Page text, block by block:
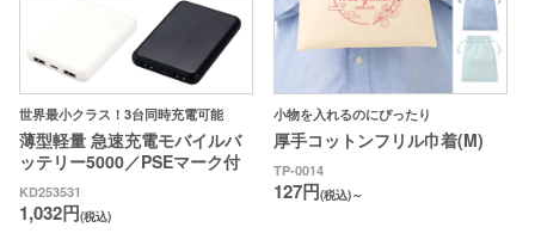
世界最小クラス！3台同時充電可能
薄型軽量 急速充電モバイルバ
ッテリー5000／PSEマーク付
KD253531
1,032円(税込)
小物を入れるのにぴったり
厚手コットンフリル巾着(M)
TP-0014
127円(税込)～